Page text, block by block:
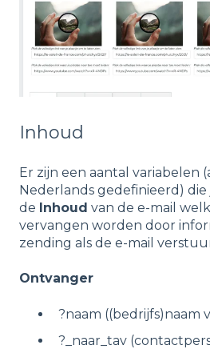
Inhoud
Er zijn een aantal variabelen
Nederlands gedefinieerd)
de Inhoud van de e-mail
vervangen worden door
zending als de e-mail
Ontvanger
?naam ((bedrijfs)naam
?_naar_tav